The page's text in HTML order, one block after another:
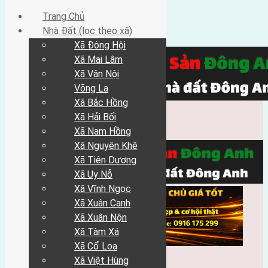
Trang Chủ
Trang Chủ
Nhà Đất (lọc theo xã)
Xã Đông Hội
Xã Mai Lâm
Xã Vân Nội
Võng La
Xã Bắc Hồng
Xã Hải Bối
Xã Nam Hồng
Xã Nguyên Khê
Xã Tiên Dương
Xã Uy Nỗ
Xã Vĩnh Ngọc
Xã Xuân Canh
Xã Xuân Nộn
Xã Tàm Xá
Xã Cổ Loa
Xã Việt Hùng